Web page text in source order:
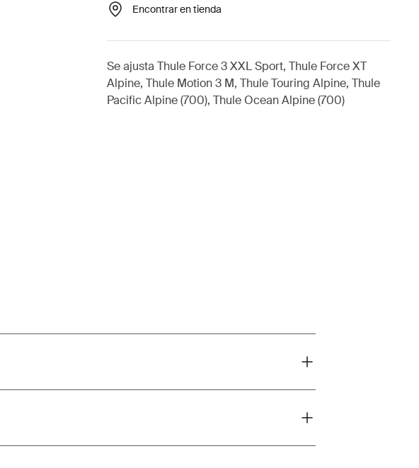
Encontrar en tienda
Se ajusta Thule Force 3 XXL Sport, Thule Force XT
Alpine, Thule Motion 3 M, Thule Touring Alpine, Thule
Pacific Alpine (700), Thule Ocean Alpine (700)